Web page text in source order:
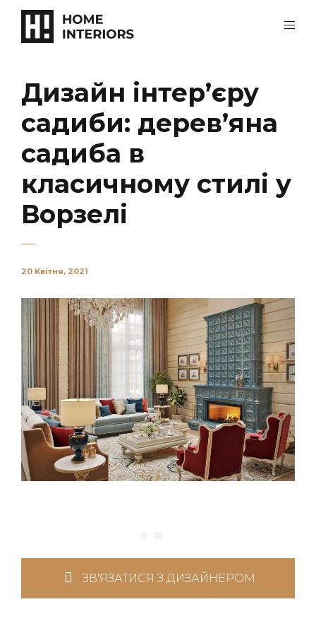
Дизайн інтер’єру
садиби: дерев’яна
садиба в
класичному стилі у
Ворзелі
20 Квітня, 2021
ЗВ'ЯЗАТИСЯ З ДИЗАЙНЕРОМ